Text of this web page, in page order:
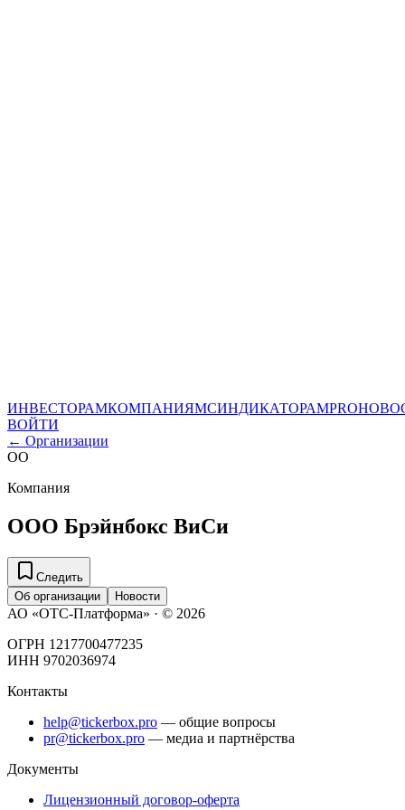
ИНВЕСТОРАМКОМПАНИЯМСИНДИКАТОРАМPRO
ВОЙТИ
← Организации
ОО
Компания
ООО Брэйнбокс ВиСи
Следить
Об организации
Новости
АО «ОТС-Платформа» · © 2026
ОГРН 1217700477235
ИНН 9702036974
Контакты
help@tickerbox.pro — общие вопросы
pr@tickerbox.pro — медиа и партнёрства
Документы
Лицензионный договор-оферта